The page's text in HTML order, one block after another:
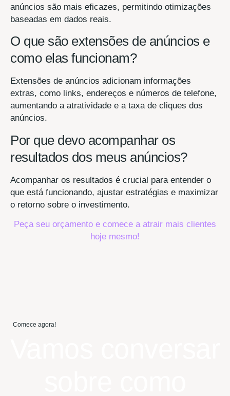
anúncios são mais eficazes, permitindo otimizações
baseadas em dados reais.
O que são extensões de anúncios e
como elas funcionam?
Extensões de anúncios adicionam informações
extras, como links, endereços e números de telefone,
aumentando a atratividade e a taxa de cliques dos
anúncios.
Por que devo acompanhar os
resultados dos meus anúncios?
Acompanhar os resultados é crucial para entender o
que está funcionando, ajustar estratégias e maximizar
o retorno sobre o investimento.
Peça seu orçamento e comece a atrair mais clientes
hoje mesmo!
Comece agora!